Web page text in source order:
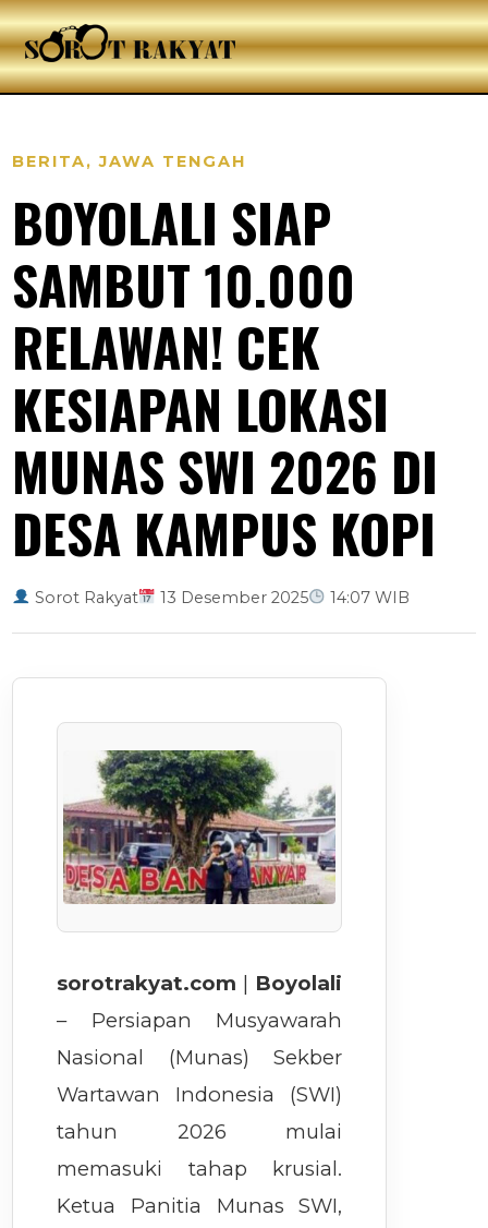
BERITA,JAWA TENGAH
BOYOLALI SIAP
SAMBUT 10.000
RELAWAN! CEK
KESIAPAN LOKASI
MUNAS SWI 2026 DI
DESA KAMPUS KOPI
Sorot Rakyat 13 Desember 2025 14:07 WIB
sorotrakyat.com | Boyolali
– Persiapan Musyawarah
Nasional (Munas) Sekber
Wartawan Indonesia (SWI)
tahun 2026 mulai
memasuki tahap krusial.
Ketua Panitia Munas SWI,